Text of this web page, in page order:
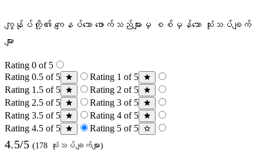
ကျွန်ုပ်တို့၏ ကျေနပ်သော ဖောက်သည်များမှ စစ်မှန်သော သုံးသပ်ချက်
များ
Rating 0 of 5
Rating 0.5 of 5
Rating 1 of 5
Rating 1.5 of 5
Rating 2 of 5
Rating 2.5 of 5
Rating 3 of 5
Rating 3.5 of 5
Rating 4 of 5
Rating 4.5 of 5
Rating 5 of 5
4.5/5 (178 သုံးသပ်ချက်များ)